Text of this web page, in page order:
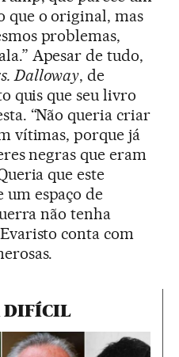
que o original, mas
problemas,
Apesar de tudo,
Dalloway, de
quis que seu livro
“Não queria criar
vítimas, porque já
negras que eram
que este
um espaço de
não tenha
conta com
DIFÍCIL